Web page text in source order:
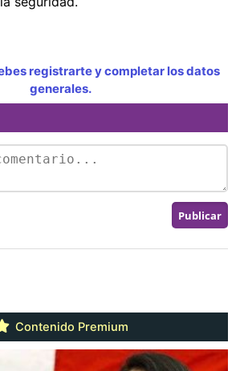
registrarte y completar los datos
generales.
Contenido Premium